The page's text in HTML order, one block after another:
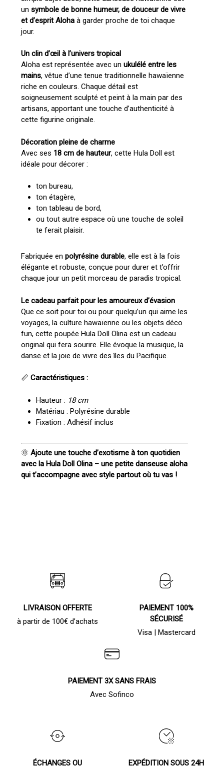
Votre panier est vide.
un symbole de bonne humeur, de douceur de vivre
et d’esprit Alohaà garder proche de toi chaque
jour.
Un clin d’œil à l’univers tropical
Aloha est représentée avec un ukulélé entre les
mains, vêtue d’une tenue traditionnelle hawaïenne
riche en couleurs. Chaque détail est
soigneusement sculpté et peint à la main par des
artisans, apportant une touche d’authenticité à
cette figurine originale.
Décoration pleine de charme
Avec ses 18 cm de hauteur, cette Hula Doll est
idéale pour décorer :
ton bureau,
ton étagère,
ton tableau de bord,
ou tout autre espace où une touche de soleil
te ferait plaisir.
Fabriquée en polyrésine durable, elle est à la fois
élégante et robuste, conçue pour durer et t’offrir
chaque jour un petit morceau de paradis tropical.
Le cadeau parfait pour les amoureux d’évasion
Que ce soit pour toi ou pour quelqu’un qui aime les
voyages, la culture hawaïenne ou les objets déco
fun, cette poupée Hula Doll Olina est un cadeau
original qui fera sourire. Elle évoque la musique, la
danse et la joie de vivre des îles du Pacifique.
📏 Caractéristiques :
Hauteur : 18 cm
Matériau : Polyrésine durable
Fixation : Adhésif inclus
🌞 Ajoute une touche d’exotisme à ton quotidien
avec la Hula Doll Olina – une petite danseuse aloha
qui t’accompagne avec style partout où tu vas !
LIVRAISON OFFERTE
à partir de 100€ d’achats
PAIEMENT 100%
SÉCURISÉ
Visa | Mastercard
PAIEMENT 3X SANS FRAIS
Avec Sofinco
ÉCHANGES OU
EXPÉDITION SOUS 24H